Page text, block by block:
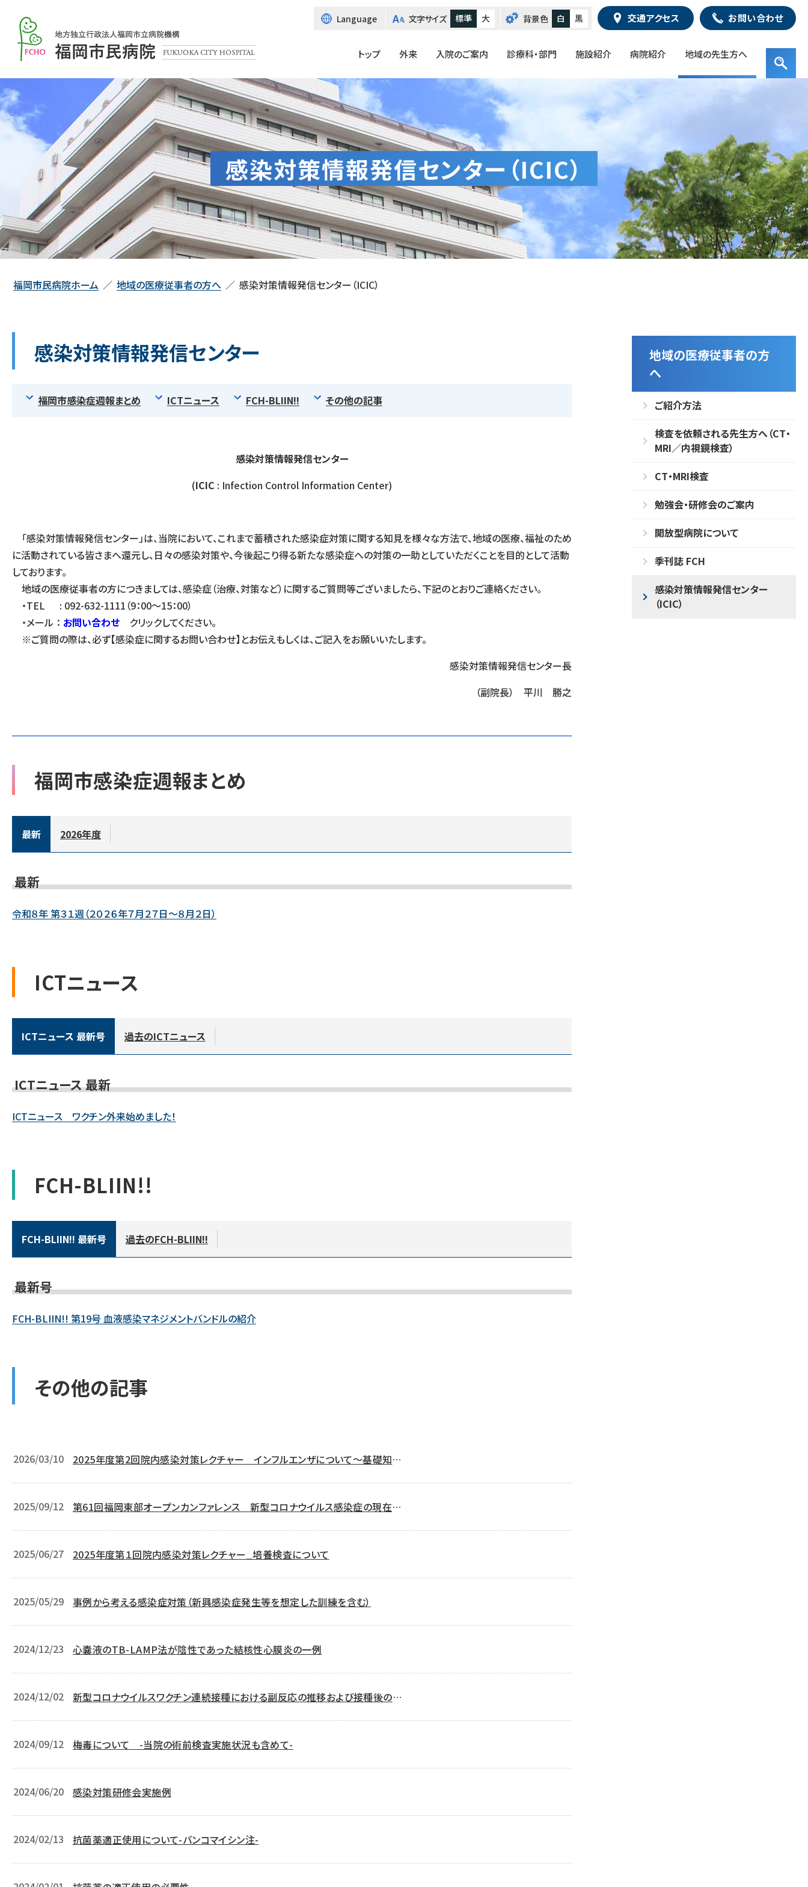
へ
福
岡
市
院
Language言
り
え
文字サイズ 標準 大 背景色 白 黒 交通アクセス お問い合わせ
トップ 外来 入院のご案内 診療科・部門 施設紹介 病院紹介 地域の先生方へ
ト
キ
感染対策情報発信センター（ICIC）
福岡市民病院ホーム 地域の医療従事者の方へ 感染対策情報発信センター（ICIC）
感染対策情報発信センター
福岡市感染症週報まとめ ICTニュース FCH-BLIIN!! その他の記事
感染対策情報発信センター
(ICIC : Infection Control Information Center)
「感染対策情報発信センター」は、当院において、これまで蓄積された感染症対策に関する知見を様々な方法で、地域の医療、福祉のため
に活動されている皆さまへ還元し、日々の感染対策や、今後起こり得る新たな感染症への対策の一助としていただくことを目的として活動
しております。
地域の医療従事者の方につきましては、感染症（治療、対策など）に関するご質問等ございましたら、下記のとおりご連絡ください。
・TEL : 092-632-1111（9：00～15：00）
・メール ： お問い合わせ
クリックしてください。
※ご質問の際は、必ず【感染症に関するお問い合わせ】とお伝えもしくは、ご記入をお願いいたします。
感染対策情報発信センター長
（副院長） 平川 勝之
福岡市感染症週報まとめ
最新 2026年度
最新
令和８年 第３１週（２０２６年７月２７日～８月２日）
ICTニュース
ICTニュース 最新号 過去のICTニュース
ICTニュース 最新
ICTニュース ワクチン外来始めました！
FCH-BLIIN!!
FCH-BLIIN!! 最新号 過去のFCH-BLIIN!!
最新号
FCH-BLIIN!! 第19号 血液感染マネジメントバンドルの紹介
その他の記事
2026/03/10
2025年度第2回院内感染対策レクチャー インフルエンザについて～基礎知識
2025/09/12
第61回福岡東部オープンカンファレンス 新型コロナウイルス感染症の現在地
2025/06/27 2025年度第１回院内感染対策レクチャー_培養検査について
2025/05/29 事例から考える感染症対策（新興感染症発生等を想定した訓練を含む）
2024/12/23 心嚢液のTB-LAMP法が陰性であった結核性心膜炎の一例
2024/12/02
新型コロナウイルスワクチン連続接種における副反応の推移および接種後の発
2024/09/12 梅毒について -当院の術前検査実施状況も含めて-
2024/06/20 感染対策研修会実施例
2024/02/13 抗菌薬適正使用について-バンコマイシン注-
地域の医療従事者の方
へ
ご紹介方法
検査を依頼される先生方へ（CT・
MRI／内視鏡検査）
CT・MRI検査
勉強会・研修会のご案内
開放型病院について
季刊誌 FCH
感染対策情報発信センター
（ICIC）